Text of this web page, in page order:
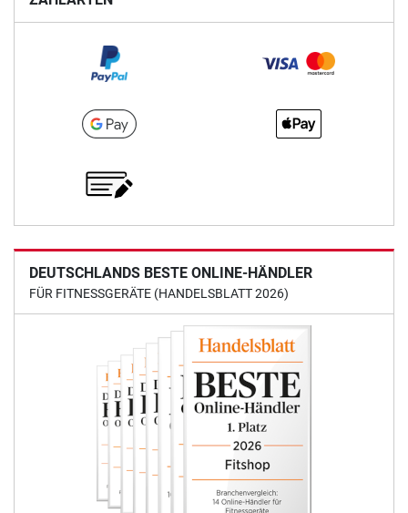
DEUTSCHLANDS BESTE ONLINE-HÄNDLER
FÜR FITNESSGERÄTE (HANDELSBLATT 2026)